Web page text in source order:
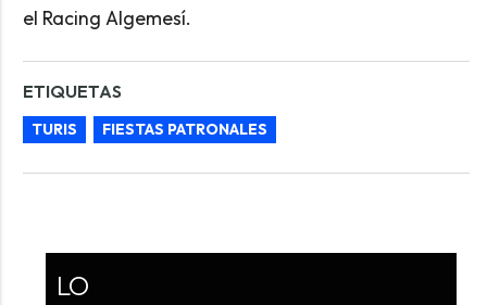
el Racing Algemesí.
ETIQUETAS
TURIS FIESTAS PATRONALES
LO